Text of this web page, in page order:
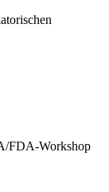
FDA-Workshop